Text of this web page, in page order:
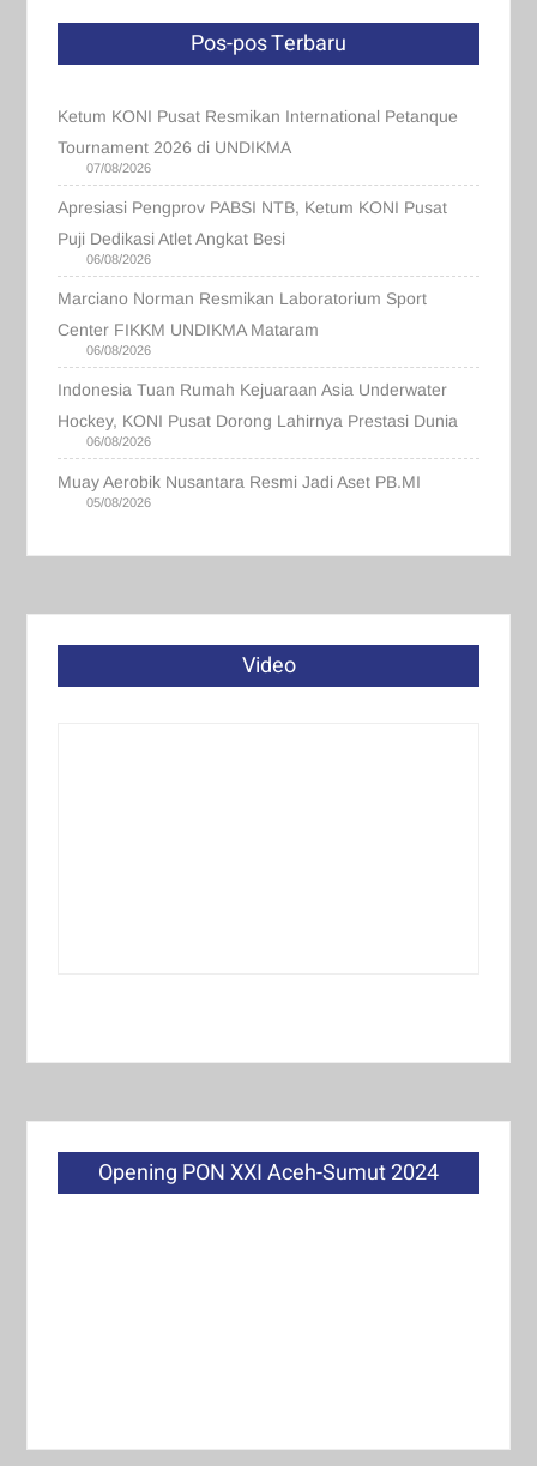
Pos-pos Terbaru
Ketum KONI Pusat Resmikan International Petanque
Tournament 2026 di UNDIKMA
07/08/2026
Apresiasi Pengprov PABSI NTB, Ketum KONI Pusat
Puji Dedikasi Atlet Angkat Besi
06/08/2026
Marciano Norman Resmikan Laboratorium Sport
Center FIKKM UNDIKMA Mataram
06/08/2026
Indonesia Tuan Rumah Kejuaraan Asia Underwater
Hockey, KONI Pusat Dorong Lahirnya Prestasi Dunia
06/08/2026
Muay Aerobik Nusantara Resmi Jadi Aset PB.MI
05/08/2026
Video
Opening PON XXI Aceh-Sumut 2024